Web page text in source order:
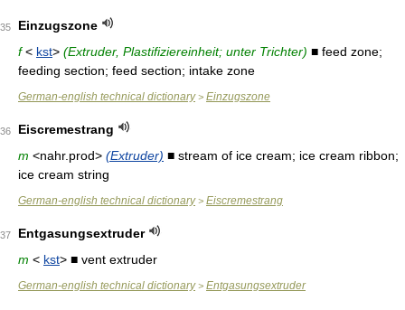
35
Einzugszone
f< kst> (Extruder, Plastifiziereinheit; unter Trichter) ■ feed zone;
feeding section; feed section; intake zone
German-english technical dictionary> Einzugszone
36
Eiscremestrang
m <nahr.prod> (Extruder) ■ stream of ice cream; ice cream ribbon;
ice cream string
German-english technical dictionary> Eiscremestrang
37
Entgasungsextruder
m < kst> ■ vent extruder
German-english technical dictionary> Entgasungsextruder